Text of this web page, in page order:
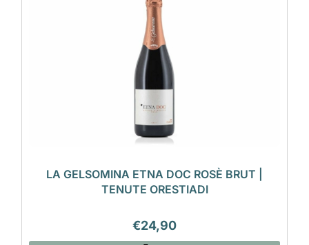
LA GELSOMINA ETNA DOC ROSÈ BRUT |
TENUTE ORESTIADI
€24,90